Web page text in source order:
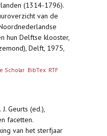
(1314-1796).
van de
hun Delftse klooster,
Delft, 1975,
Scholar BibTex RTF
J. Geurts (ed.),
facetten.
van het sterfjaar